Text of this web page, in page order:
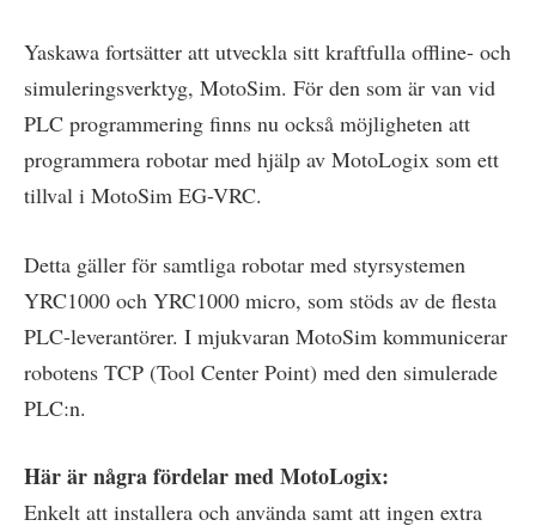
Yaskawa fortsätter att utveckla sitt kraftfulla offline- och
simuleringsverktyg, MotoSim. För den som är van vid
PLC programmering finns nu också möjligheten att
programmera robotar med hjälp av MotoLogix som ett
tillval i MotoSim EG-VRC.
Detta gäller för samtliga robotar med styrsystemen
YRC1000 och YRC1000 micro, som stöds av de flesta
PLC-leverantörer. I mjukvaran MotoSim kommunicerar
robotens TCP (Tool Center Point) med den simulerade
PLC:n.
Här är några fördelar med MotoLogix:
Enkelt att installera och använda samt att ingen extra